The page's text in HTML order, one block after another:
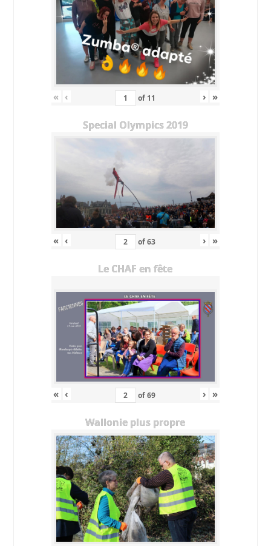
« ‹ of 11 › »
Special Olympics 2019
« ‹ of63 › »
Le CHAF en fête
« ‹ of69 › »
Wallonie plus propre